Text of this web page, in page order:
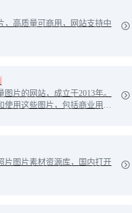
，高质量可商用，网站支持中
片的网站，成立于2013年。
使用这些图片，包括商业用
片图片素材资源库，国内打开